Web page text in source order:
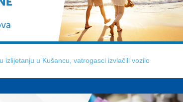
izlijetanju u Kušancu, vatrogasci izvlačili vozilo